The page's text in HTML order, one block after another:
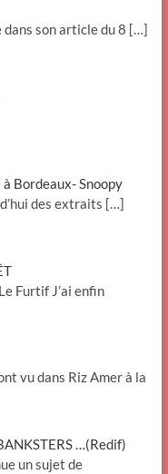
dans son article du 8 […]
Bordeaux- Snoopy
des extraits […]
Furtif J’ai enfin
vu dans Riz Amer à la
…(Redif)
un sujet de